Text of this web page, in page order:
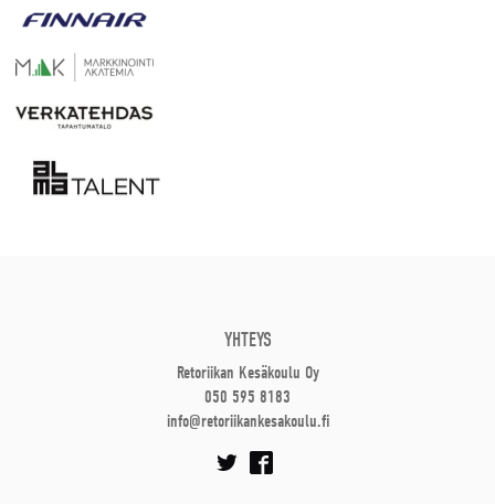
YHTEYS
Retoriikan Kesäkoulu Oy
050 595 8183
info@retoriikankesakoulu.fi